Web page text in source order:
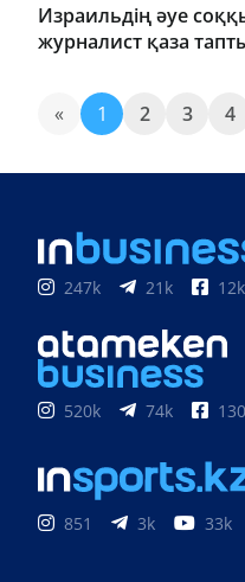
Израильдің әуе
журналист қаза
« 1 2 3 4
247k 21k 12k
520k 74k
851 3k 33k